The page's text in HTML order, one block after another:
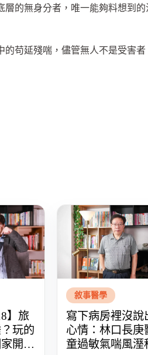
的無身分者，唯一能夠料想到
苟延殘喘，儘管無人不是受害
】旅
玩的
開始
敘事醫學
寫下病房裡沒說
心情：林口長庚
童過敏氣喘風溼